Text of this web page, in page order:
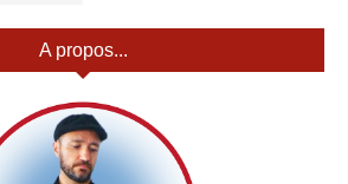
A propos...